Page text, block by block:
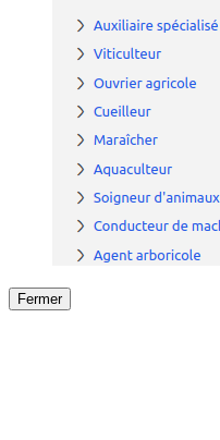
Fermer